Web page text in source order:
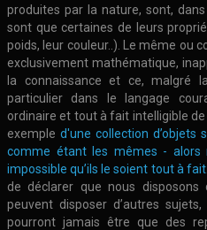
produites par la nature, sont,
sont que certaines de leurs
poids, leur couleur..). Le même ou
exclusivement mathématique,
la connaissance et ce, malgré
particulier dans le langage
ordinaire et tout à fait intelligible
exemple d'une collection d’objets
comme étant les mêmes - alors
impossible qu’ils le soient tout à fait
de déclarer que nous
peuvent disposer d’autres
pourront jamais être que des